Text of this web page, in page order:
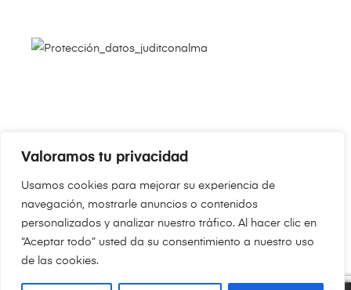
Valoramos tu privacidad
Usamos cookies para mejorar su experiencia de
navegación, mostrarle anuncios o contenidos
personalizados y analizar nuestro tráfico. Al hacer clic en
“Aceptar todo” usted da su consentimiento a nuestro uso
de las cookies.
reservados.